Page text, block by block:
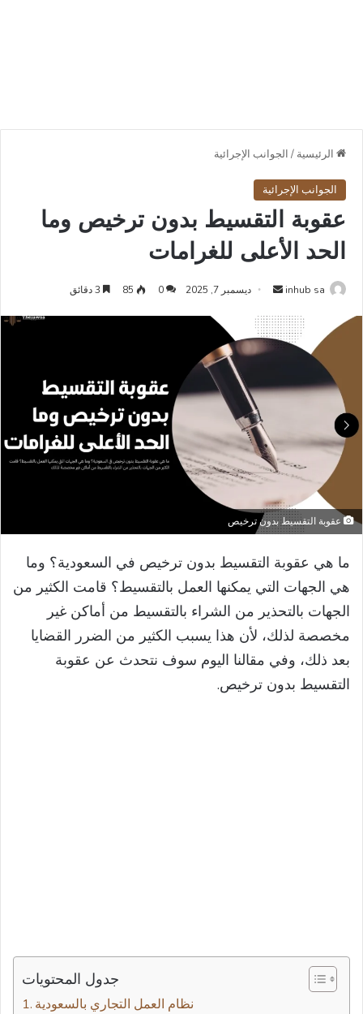
الرئيسية / الجوانب الإجرائية
الجوانب الإجرائية
عقوبة التقسيط بدون ترخيص وما
الحد الأعلى للغرامات
inhub sa
أرسل
إلكترونيا
ديسمبر 7, 2025 0
85
عقوبة التقسيط بدون ترخيص
​ما هي عقوبة التقسيط بدون ترخيص في السعودية؟ وما
هي الجهات التي يمكنها العمل بالتقسيط؟ قامت الكثير من
الجهات بالتحذير من الشراء بالتقسيط من أماكن غير
مخصصة لذلك، لأن هذا يسبب الكثير من الضرر القضايا
بعد ذلك، وفي مقالنا اليوم سوف نتحدث عن عقوبة
التقسيط بدون ترخيص.
جدول المحتويات
نظام العمل التجاري بالسعودية